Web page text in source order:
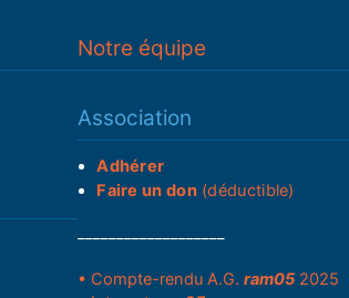
Notre équipe
Association
Adhérer
Faire un don(déductible)
• Compte-rendu A.G. ram052025